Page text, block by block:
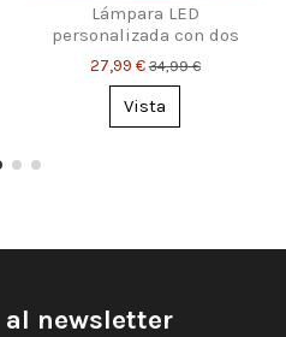
Lámpara LED
personalizada con dos
corazones y nombres –
regalo romántico
27,99 €34,99 €
Vista
newsletter